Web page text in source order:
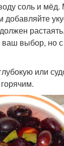
соль и мёд.
добавляйте
ваш выбор, но
или